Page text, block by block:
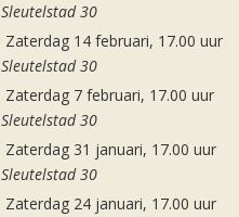
Sleutelstad 30
Zaterdag 14 februari, 17.00 uur
Sleutelstad 30
Zaterdag 7 februari, 17.00 uur
Sleutelstad 30
Zaterdag 31 januari, 17.00 uur
Sleutelstad 30
Zaterdag 24 januari, 17.00 uur